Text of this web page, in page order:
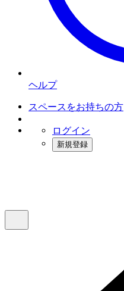
ヘルプ
スペースをお持ちの方
ログイン
新規登録